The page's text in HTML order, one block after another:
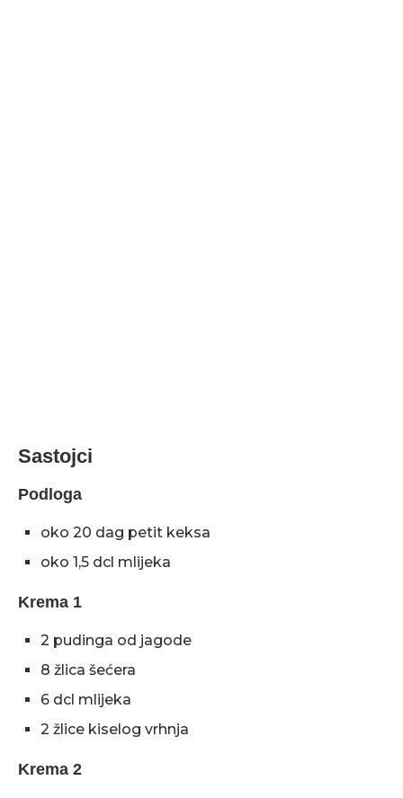
Sastojci
Podloga
oko 20 dag petit keksa
oko 1,5 dcl mlijeka
Krema 1
2 pudinga od jagode
8 žlica šećera
6 dcl mlijeka
2 žlice kiselog vrhnja
Krema 2